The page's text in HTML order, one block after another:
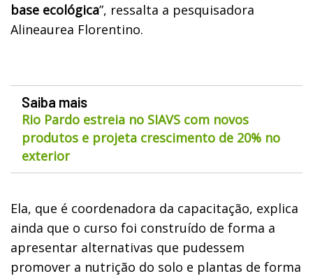
base ecológica”, ressalta a pesquisadora
Alineaurea Florentino.
Saiba mais
Rio Pardo estreia no SIAVS com novos
produtos e projeta crescimento de 20% no
exterior
Ela, que é coordenadora da capacitação, explica
ainda que o curso foi construído de forma a
apresentar alternativas que pudessem
promover a nutrição do solo e plantas de forma